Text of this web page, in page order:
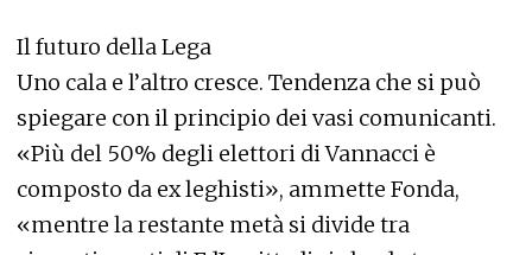
Il futuro della Lega
Uno cala e l’altro cresce. Tendenza che si può
spiegare con il principio dei vasi comunicanti.
«Più del 50% degli elettori di Vannacci è
composto da ex leghisti», ammette Fonda,
«mentre la restante metà si divide tra